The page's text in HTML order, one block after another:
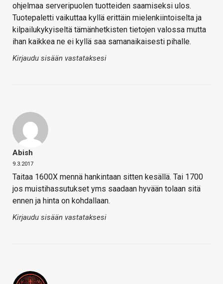
ohjelmaa serveripuolen tuotteiden saamiseksi ulos.
Tuotepaletti vaikuttaa kyllä erittäin mielenkiintoiselta ja
kilpailukykyiseltä tämänhetkisten tietojen valossa mutta
ihan kaikkea ne ei kyllä saa samanaikaisesti pihalle.
Kirjaudu sisään vastataksesi
Abish
9.3.2017
Taitaa 1600X mennä hankintaan sitten kesällä. Tai 1700
jos muistihassutukset yms saadaan hyvään tolaan sitä
ennen ja hinta on kohdallaan.
Kirjaudu sisään vastataksesi